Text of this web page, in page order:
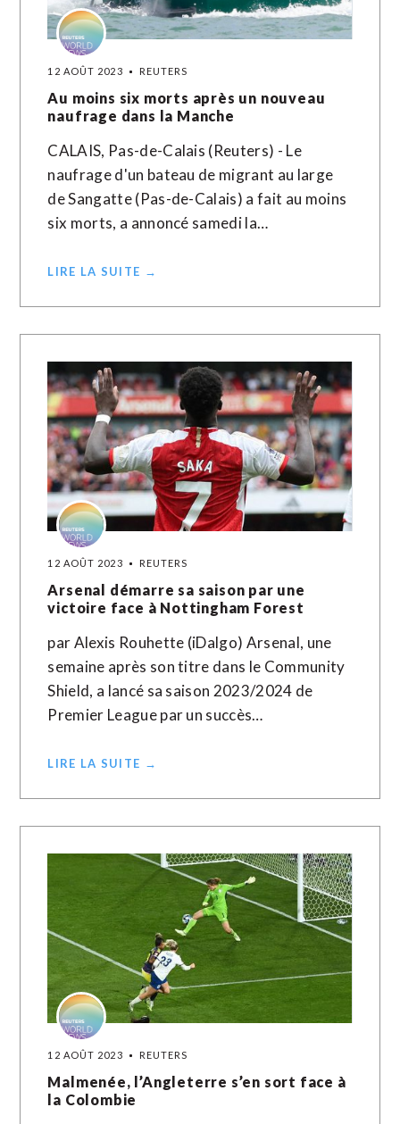
12 AOÛT 2023 REUTERS
Au moins six morts après un nouveau
naufrage dans la Manche
CALAIS, Pas-de-Calais (Reuters) - Le
naufrage d'un bateau de migrant au large
de Sangatte (Pas-de-Calais) a fait au moins
six morts, a annoncé samedi la…
LIRE LA SUITE →
12 AOÛT 2023 REUTERS
Arsenal démarre sa saison par une
victoire face à Nottingham Forest
par Alexis Rouhette (iDalgo) Arsenal, une
semaine après son titre dans le Community
Shield, a lancé sa saison 2023/2024 de
Premier League par un succès…
LIRE LA SUITE →
12 AOÛT 2023 REUTERS
Malmenée, l’Angleterre s’en sort face à
la Colombie